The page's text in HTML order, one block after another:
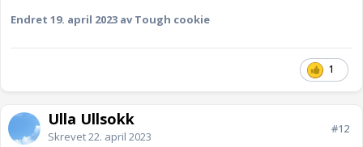
Endret 19. april 2023 av Tough cookie
1
Ulla Ullsokk
Skrevet22. april 2023
#12